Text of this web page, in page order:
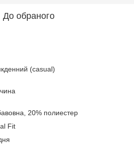
До обраного
(casual)
20% полиестер
Fit